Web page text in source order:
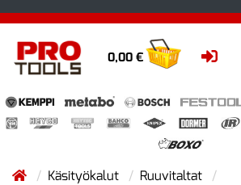
0,00 €
Käsityökalut
Ruuvitaltat